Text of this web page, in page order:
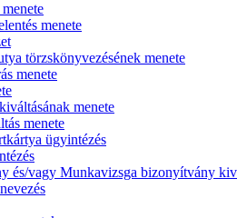
menete
törzskönyvezésének menete
menete
menete
menete
ügyintézés
és/vagy Munkavizsga bizonyítvány